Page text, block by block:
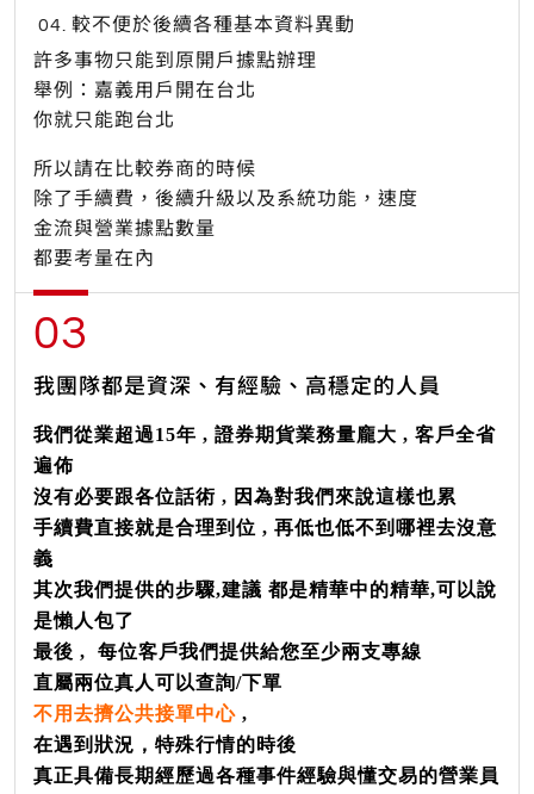
較不便於後續各種基本資料異動
許多事物只能到原開戶據點辦理
舉例：嘉義用戶開在台北
你就只能跑台北
所以請在比較券商的時候
除了手續費，後續升級以及系統功能，速度
金流與營業據點數量
都要考量在內
03
我團隊都是資深、有經驗、高穩定的人員
我們從業超過15年 , 證券期貨業務量龐大 , 客戶全省
遍佈
沒有必要跟各位話術 , 因為對我們來說這樣也累
手續費直接就是合理到位 , 再低也低不到哪裡去沒意
義
其次我們提供的步驟,建議 都是精華中的精華,可以說
是懶人包了
最後 , 每位客戶我們提供給您至少兩支專線
直屬兩位真人可以查詢/下單
不用去擠公共接單中心 ,
在遇到狀況，特殊行情的時後
真正具備長期經歷過各種事件經驗與懂交易的營業員